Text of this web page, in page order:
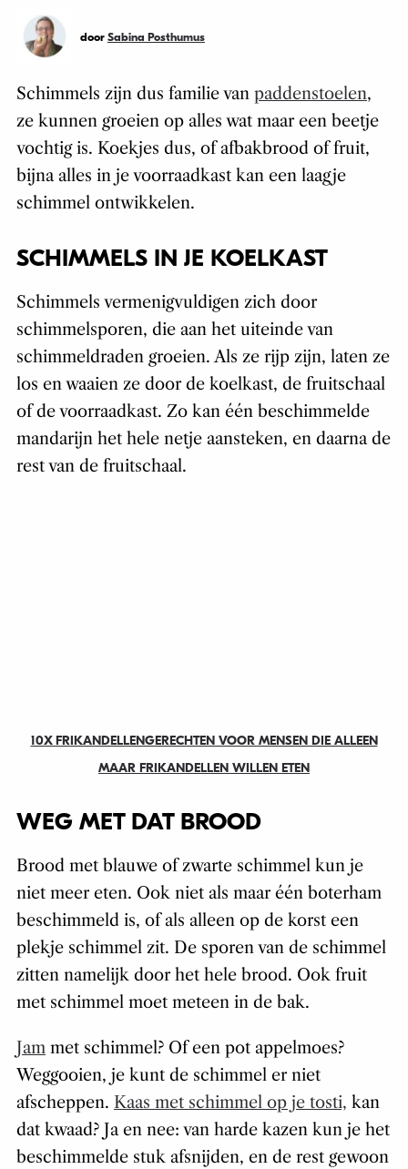
door Sabina Posthumus
Schimmels zijn dus familie van paddenstoelen,
ze kunnen groeien op alles wat maar een beetje
vochtig is. Koekjes dus, of afbakbrood of fruit,
bijna alles in je voorraadkast kan een laagje
schimmel ontwikkelen.
SCHIMMELS IN JE KOELKAST
Schimmels vermenigvuldigen zich door
schimmelsporen, die aan het uiteinde van
schimmeldraden groeien. Als ze rijp zijn, laten ze
los en waaien ze door de koelkast, de fruitschaal
of de voorraadkast. Zo kan één beschimmelde
mandarijn het hele netje aansteken, en daarna de
rest van de fruitschaal.
10X FRIKANDELLENGERECHTEN VOOR MENSEN DIE ALLEEN
MAAR FRIKANDELLEN WILLEN ETEN
WEG MET DAT BROOD
Brood met blauwe of zwarte schimmel kun je
niet meer eten. Ook niet als maar één boterham
beschimmeld is, of als alleen op de korst een
plekje schimmel zit. De sporen van de schimmel
zitten namelijk door het hele brood. Ook fruit
met schimmel moet meteen in de bak.
Jammet schimmel? Of een pot appelmoes?
Weggooien, je kunt de schimmel er niet
afscheppen. Kaas met schimmel op je tosti, kan
dat kwaad? Ja en nee: van harde kazen kun je het
beschimmelde stuk afsnijden, en de rest gewoon